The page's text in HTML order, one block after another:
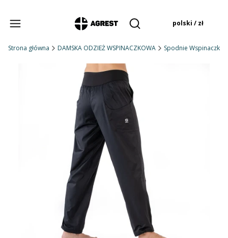
Otwórz wyszukiwarkę
Produkty w
polski / zł
Strona główna DAMSKA ODZIEŻ WSPINACZKOWA Spodnie